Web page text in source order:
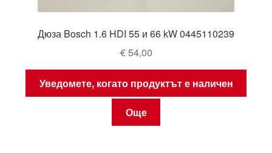
Дюза Bosch 1.6 HDI 55 и 66 kW 0445110239
€54,00
Уведомете, когато продуктът е наличен
Още